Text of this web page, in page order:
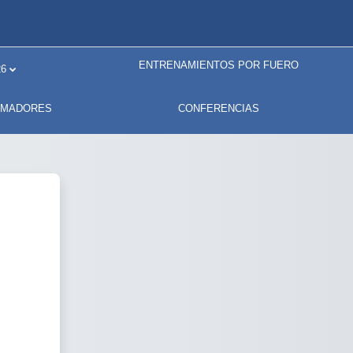
ENTRENAMIENTOS POR FUERO
CONFERENCIAS